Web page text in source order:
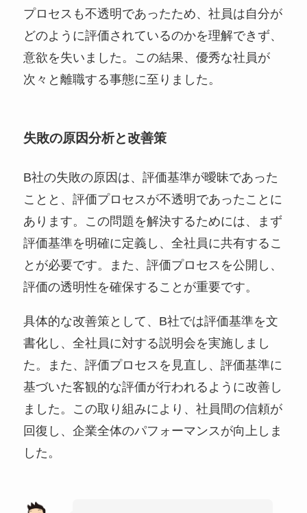
プロセスも不透明であったため、社員は自分が
どのように評価されているのかを理解できず、
意欲を失いました。この結果、優秀な社員が
次々と離職する事態に至りました。
失敗の原因分析と改善策
B社の失敗の原因は、評価基準が曖昧であった
ことと、評価プロセスが不透明であったことに
あります。この問題を解決するためには、まず
評価基準を明確に定義し、全社員に共有するこ
とが必要です。また、評価プロセスを公開し、
評価の透明性を確保することが重要です。
具体的な改善策として、B社では評価基準を文
書化し、全社員に対する説明会を実施しまし
た。また、評価プロセスを見直し、評価基準に
基づいた客観的な評価が行われるように改善し
ました。この取り組みにより、社員間の信頼が
回復し、企業全体のパフォーマンスが向上しま
した。